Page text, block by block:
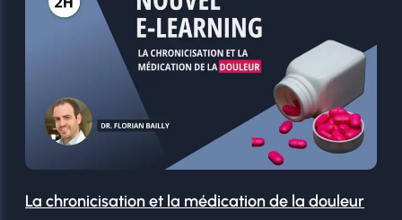
La chronicisation et la médication de la douleur